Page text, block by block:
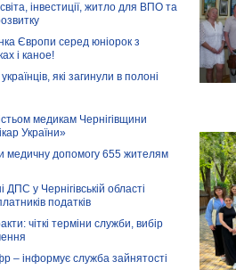
бізнес-
області
хто і
інвестиції, житло для ВПО та
Європи серед юніорок з
і каное!
які загинули в полоні
медикам Чернігівщини
України»
медичну допомогу 655 жителям
у Чернігівській області
податків
чіткі терміни служби, вибір
– інформує служба зайнятості